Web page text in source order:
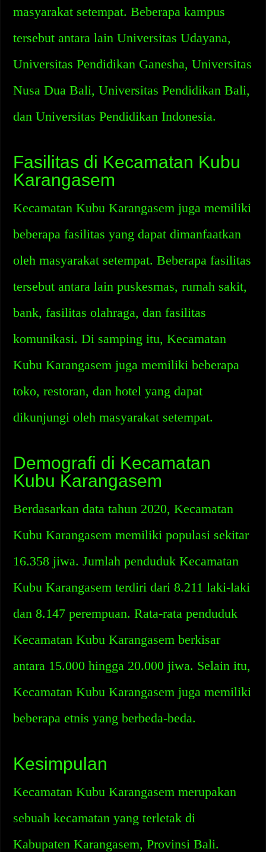
masyarakat setempat. Beberapa kampus
tersebut antara lain Universitas Udayana,
Universitas Pendidikan Ganesha, Universitas
Nusa Dua Bali, Universitas Pendidikan Bali,
dan Universitas Pendidikan Indonesia.
Fasilitas di Kecamatan Kubu
Karangasem
Kecamatan Kubu Karangasem juga memiliki
beberapa fasilitas yang dapat dimanfaatkan
oleh masyarakat setempat. Beberapa fasilitas
tersebut antara lain puskesmas, rumah sakit,
bank, fasilitas olahraga, dan fasilitas
komunikasi. Di samping itu, Kecamatan
Kubu Karangasem juga memiliki beberapa
toko, restoran, dan hotel yang dapat
dikunjungi oleh masyarakat setempat.
Demografi di Kecamatan
Kubu Karangasem
Berdasarkan data tahun 2020, Kecamatan
Kubu Karangasem memiliki populasi sekitar
16.358 jiwa. Jumlah penduduk Kecamatan
Kubu Karangasem terdiri dari 8.211 laki-laki
dan 8.147 perempuan. Rata-rata penduduk
Kecamatan Kubu Karangasem berkisar
antara 15.000 hingga 20.000 jiwa. Selain itu,
Kecamatan Kubu Karangasem juga memiliki
beberapa etnis yang berbeda-beda.
Kesimpulan
Kecamatan Kubu Karangasem merupakan
sebuah kecamatan yang terletak di
Kabupaten Karangasem, Provinsi Bali.